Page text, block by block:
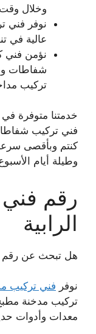
وخلال
نوفر فني
عالية في
نؤمن فني
شفاطات
تركيب
خدمتنا متوفرة
فني تركيب
وطيلة أيام
رقم
الرابية
هل تبحث عن رقم
نوفر فني تركيب
تركيب مدخنة
معدات وأدوات